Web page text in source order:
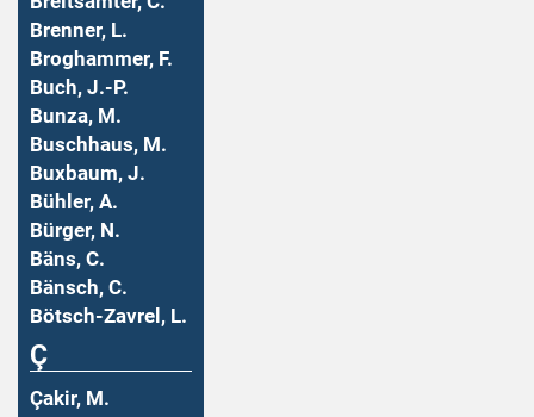
Brenner, L.
Broghammer, F.
Buch, J.-P.
Bunza, M.
Buschhaus, M.
Buxbaum, J.
Bühler, A.
Bürger, N.
Bäns, C.
Bänsch, C.
Bötsch-Zavrel, L.
Ç
Çakir, M.